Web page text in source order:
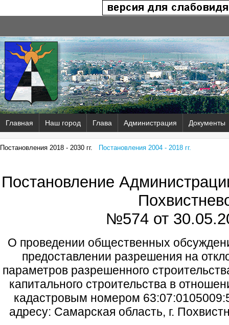
Главная Наш город Глава Администрация Документы
Постановления 2018 - 2030 гг. Постановления 2004 - 2018 гг.
Постановление
№574 от
О проведении общественных
предоставлении разрешения на
параметров разрешенного
капитального строительства в
кадастровым номером
адресу: Самарская область, г.